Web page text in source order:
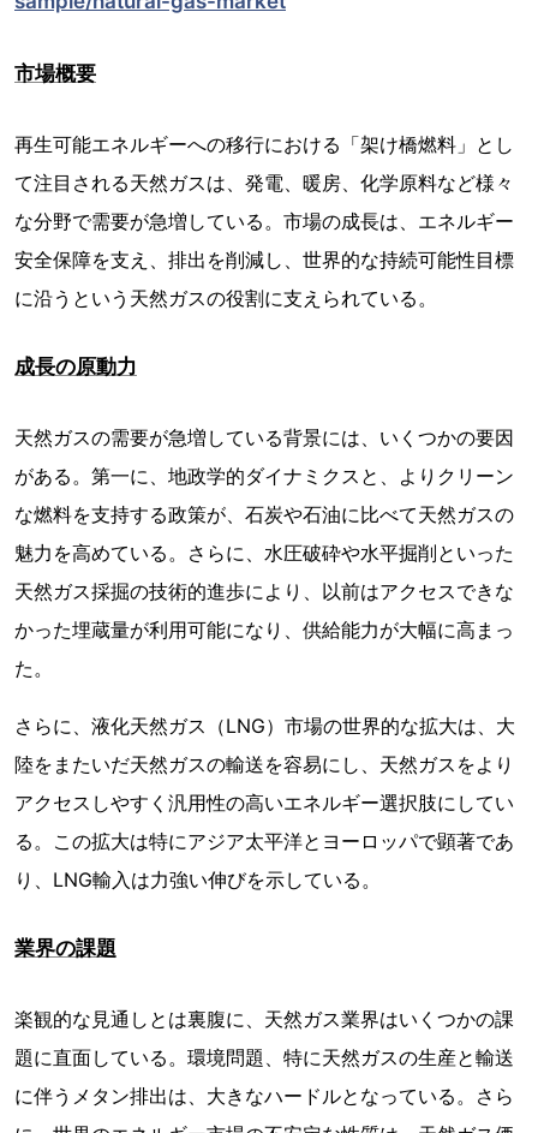
市場概要
再生可能エネルギーへの移行における「架け橋燃料」とし
て注目される天然ガスは、発電、暖房、化学原料など様々
な分野で需要が急増している。市場の成長は、エネルギー
安全保障を支え、排出を削減し、世界的な持続可能性目標
に沿うという天然ガスの役割に支えられている。
成長の原動力
天然ガスの需要が急増している背景には、いくつかの要因
がある。第一に、地政学的ダイナミクスと、よりクリーン
な燃料を支持する政策が、石炭や石油に比べて天然ガスの
魅力を高めている。さらに、水圧破砕や水平掘削といった
天然ガス採掘の技術的進歩により、以前はアクセスできな
かった埋蔵量が利用可能になり、供給能力が大幅に高まっ
た。
さらに、液化天然ガス（LNG）市場の世界的な拡大は、大
陸をまたいだ天然ガスの輸送を容易にし、天然ガスをより
アクセスしやすく汎用性の高いエネルギー選択肢にしてい
る。この拡大は特にアジア太平洋とヨーロッパで顕著であ
り、LNG輸入は力強い伸びを示している。
業界の課題
楽観的な見通しとは裏腹に、天然ガス業界はいくつかの課
題に直面している。環境問題、特に天然ガスの生産と輸送
に伴うメタン排出は、大きなハードルとなっている。さら